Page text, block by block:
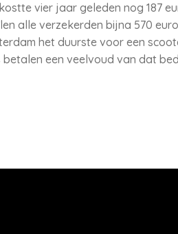
vier jaar geleden nog 187
alle verzekerden bijna 570
het duurste voor een
een veelvoud van dat